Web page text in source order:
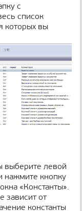
с
список
которых вы
выберите левой
нажмите кнопку
«Константы».
зависит от
константы